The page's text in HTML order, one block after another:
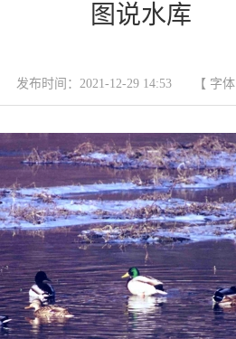
图说水库
发布时间：2021-12-29 14:53 【 字体